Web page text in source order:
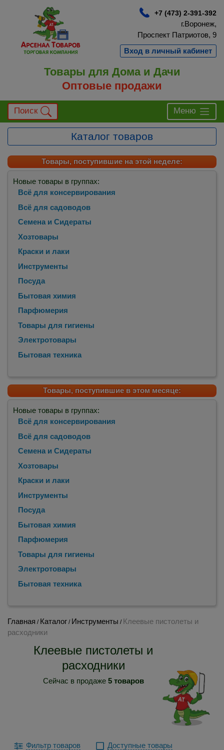
+7 (473) 2-391-392
г.Воронеж,
Проспект Патриотов, 9
Вход в личный кабинет
Товары для Дома и Дачи
Оптовые продажи
Поиск Меню
Каталог товаров
Товары, поступившие на этой неделе:
Новые товары в группах:
Всё для консервирования
Всё для садоводов
Семена и Сидераты
Хозтовары
Краски и лаки
Инструменты
Посуда
Бытовая химия
Парфюмерия
Товары для гигиены
Электротовары
Бытовая техника
Товары, поступившие в этом месяце:
Новые товары в группах:
Всё для консервирования
Всё для садоводов
Семена и Сидераты
Хозтовары
Краски и лаки
Инструменты
Посуда
Бытовая химия
Парфюмерия
Товары для гигиены
Электротовары
Бытовая техника
Главная / Каталог / Инструменты / Клеевые пистолеты и
расходники
Клеевые пистолеты и
расходники
Сейчас в продаже 5 товаров
Фильтр товаров Доступные товары